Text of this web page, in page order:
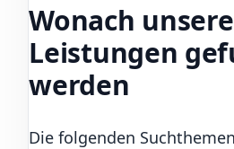
Wonach unsere
Leistungen
werden
Die folgenden